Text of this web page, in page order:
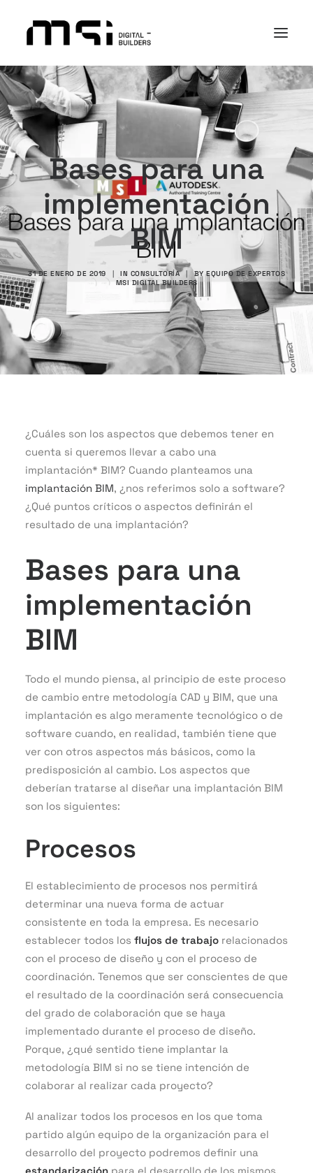
PLATAFORMA
SECTORES
ACADEMY
I+D+i
NOSOTROS
CASOS DE ÉXITO
CONTACTO
Search
Bases para una
implementación
BIM
31 DE ENERO DE 2019 | IN CONSULTORÍA | BYEQUIPO DE EXPERTOS
MSI DIGITAL BUILDERS
¿Cuáles son los aspectos que debemos tener en
cuenta si queremos llevar a cabo una
implantación* BIM? Cuando planteamos una
implantación BIM, ¿nos referimos solo a software?
¿Qué puntos críticos o aspectos definirán el
resultado de una implantación?
Bases para una
implementación
BIM
Todo el mundo piensa, al principio de este proceso
de cambio entre metodología CAD y BIM, que una
implantación es algo meramente tecnológico o de
software cuando, en realidad, también tiene que
ver con otros aspectos más básicos, como la
predisposición al cambio. Los aspectos que
deberían tratarse al diseñar una implantación BIM
son los siguientes:
Procesos
El establecimiento de procesos nos permitirá
determinar una nueva forma de actuar
consistente en toda la empresa. Es necesario
establecer todos los flujos de trabajo relacionados
con el proceso de diseño y con el proceso de
coordinación. Tenemos que ser conscientes de que
el resultado de la coordinación será consecuencia
del grado de colaboración que se haya
implementado durante el proceso de diseño.
Porque, ¿qué sentido tiene implantar la
metodología BIM si no se tiene intención de
colaborar al realizar cada proyecto?
Al analizar todos los procesos en los que toma
partido algún equipo de la organización para el
desarrollo del proyecto podremos definir una